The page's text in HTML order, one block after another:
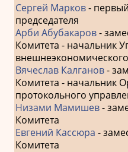
Сергей Марков- первый
председателя
Арби Абубакаров-
Комитета - начальник
Вячеслав Калганов-
Комитета - начальник
протокольного
Низами Мамишев-
Комитета
Евгений Кассюра -
Комитета